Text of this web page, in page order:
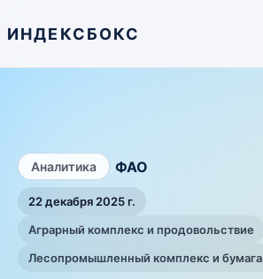
ИНДЕКСБОКС
Аналитика ФАО
22 декабря 2025 г.
Аграрный комплекс и продовольствие
Лесопромышленный комплекс и бумага